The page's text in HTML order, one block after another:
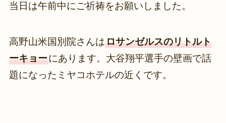
当日は午前中にご祈祷をお願いしました。
高野山米国別院さんはロサンゼルスのリトルト
ーキョーにあります。大谷翔平選手の壁画で話
題になったミヤコホテルの近くです。